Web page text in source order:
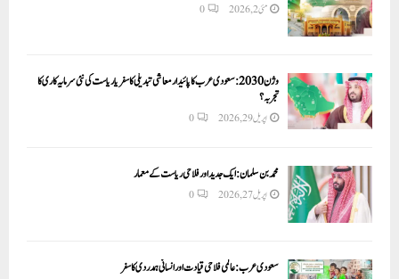
مئی 2, 2026 0
وژن 2030:سعودی عرب کا پائیدار معاشی تبدیلی کا سفر یا ریاست کی نئی سرمایہ کاری کا
تجربہ؟
اپریل 29, 2026 0
محمد بن سلمان: ایک جدید اور فلاحی ریاست کے معمار
اپریل 27, 2026 0
سعودی عرب: عالمی فلاحی قیادت اور انسانی ہمدردی کا سفر